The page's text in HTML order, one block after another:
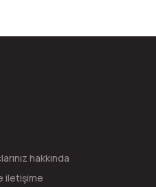
hakkında
iletişime